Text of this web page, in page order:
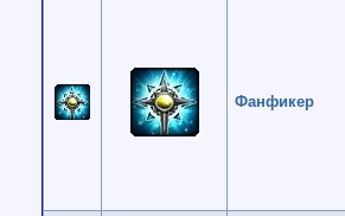
Фанфикер